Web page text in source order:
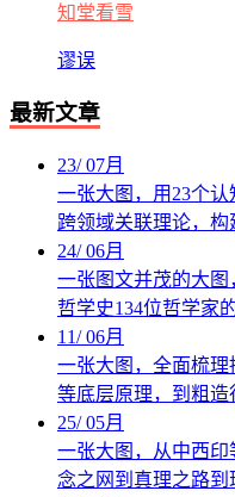
知堂看雪
谬误
最新文章
23/07月
一张大图，用23个
跨领域关联理论，
24/06月
一张图文并茂的大图
哲学史134位哲学家
11/06月
一张大图，全面梳
等底层原理，到粗
25/05月
一张大图，从中西
念之网到真理之路到